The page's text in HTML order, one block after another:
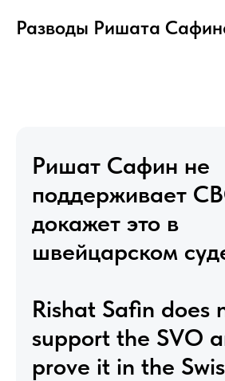
Разводы Ришата
Ришат Сафин не
поддерживает
докажет это в
швейцарском
Rishat Safin does
support the SVO
prove it in the